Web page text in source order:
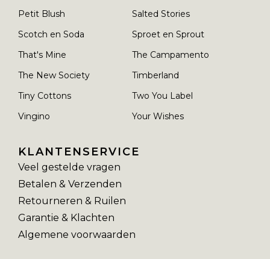
Petit Blush
Salted Stories
Scotch en Soda
Sproet en Sprout
That's Mine
The Campamento
The New Society
Timberland
Tiny Cottons
Two You Label
Vingino
Your Wishes
KLANTENSERVICE
Veel gestelde vragen
Betalen & Verzenden
Retourneren & Ruilen
Garantie & Klachten
Algemene voorwaarden